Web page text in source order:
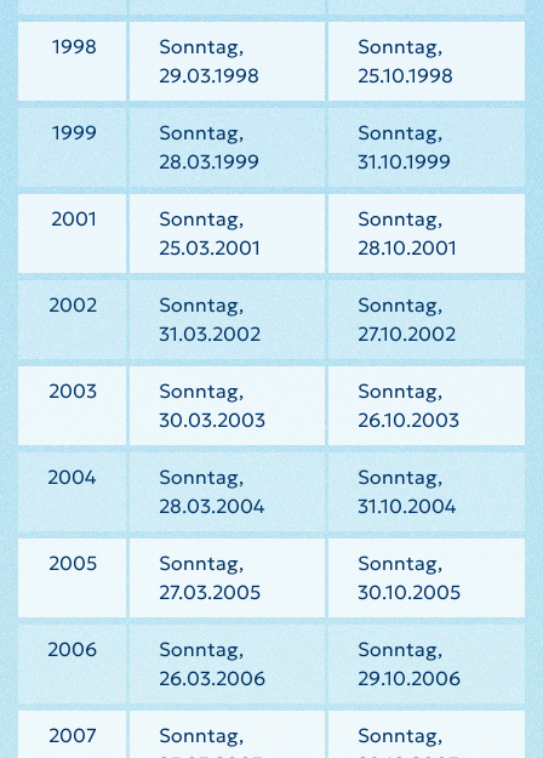
1998
Sonntag,
29.03.1998
Sonntag,
25.10.1998
1999
Sonntag,
28.03.1999
Sonntag,
31.10.1999
2001
Sonntag,
25.03.2001
Sonntag,
28.10.2001
2002
Sonntag,
31.03.2002
Sonntag,
27.10.2002
2003
Sonntag,
30.03.2003
Sonntag,
26.10.2003
2004
Sonntag,
28.03.2004
Sonntag,
31.10.2004
2005
Sonntag,
27.03.2005
Sonntag,
30.10.2005
2006
Sonntag,
26.03.2006
Sonntag,
29.10.2006
2007
Sonntag,
Sonntag,